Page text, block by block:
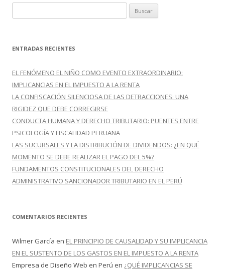
u
c
r
:
ENTRADAS RECIENTES
EL FENÓMENO EL NIÑO COMO EVENTO EXTRAORDINARIO:
IMPLICANCIAS EN EL IMPUESTO A LA RENTA
LA CONFISCACIÓN SILENCIOSA DE LAS DETRACCIONES: UNA
RIGIDEZ QUE DEBE CORREGIRSE
CONDUCTA HUMANA Y DERECHO TRIBUTARIO: PUENTES ENTRE
PSICOLOGÍA Y FISCALIDAD PERUANA
LAS SUCURSALES Y LA DISTRIBUCIÓN DE DIVIDENDOS: ¿EN QUÉ
MOMENTO SE DEBE REALIZAR EL PAGO DEL 5%?
FUNDAMENTOS CONSTITUCIONALES DEL DERECHO
ADMINISTRATIVO SANCIONADOR TRIBUTARIO EN EL PERÚ
COMENTARIOS RECIENTES
Wilmer García en EL PRINCIPIO DE CAUSALIDAD Y SU IMPLICANCIA
EN EL SUSTENTO DE LOS GASTOS EN EL IMPUESTO A LA RENTA
Empresa de Diseño Web en Perú en ¿QUÉ IMPLICANCIAS SE